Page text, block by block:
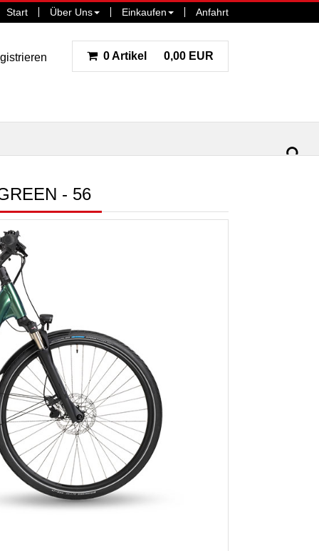
Start Über Uns Einkaufen Anfahrt
0 Artikel 0,00 EUR
- 56